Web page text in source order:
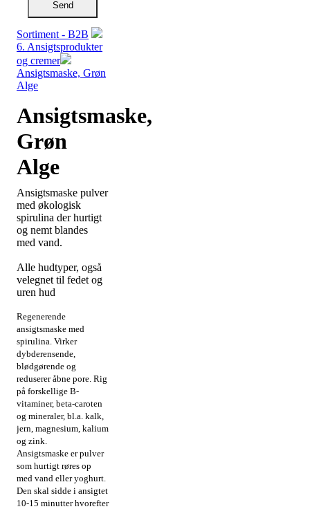
Send
Sortiment - B2B
6. Ansigtsprodukter
og cremer
Ansigtsmaske, Grøn
Alge
Ansigtsmaske,
Grøn
Alge
Ansigtsmaske pulver
med økologisk
spirulina der hurtigt
og nemt blandes
med vand.
Alle hudtyper, også
velegnet til fedet og
uren hud
Regenerende
ansigtsmaske med
spirulina. Virker
dybderensende,
blødgørende og
reduserer åbne pore. Rig
på forskellige B-
vitaminer, beta-caroten
og mineraler, bl.a. kalk,
jern, magnesium, kalium
og zink.
Ansigtsmaske er pulver
som hurtigt røres op
med vand eller yoghurt.
Den skal sidde i ansigtet
10-15 minutter hvorefter